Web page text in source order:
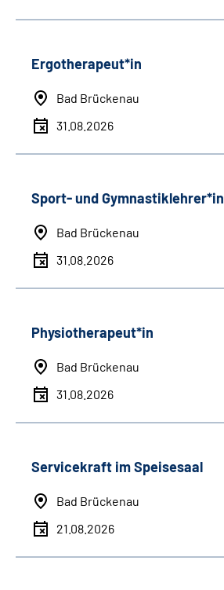
Ergotherapeut*in
Bad Brückenau
31.08.2026
Sport- und Gymnastiklehrer*in
Bad Brückenau
31.08.2026
Physiotherapeut*in
Bad Brückenau
31.08.2026
Servicekraft im Speisesaal
Bad Brückenau
21.08.2026